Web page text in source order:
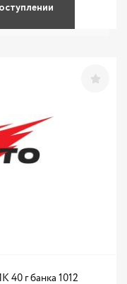
40 г банка 1012